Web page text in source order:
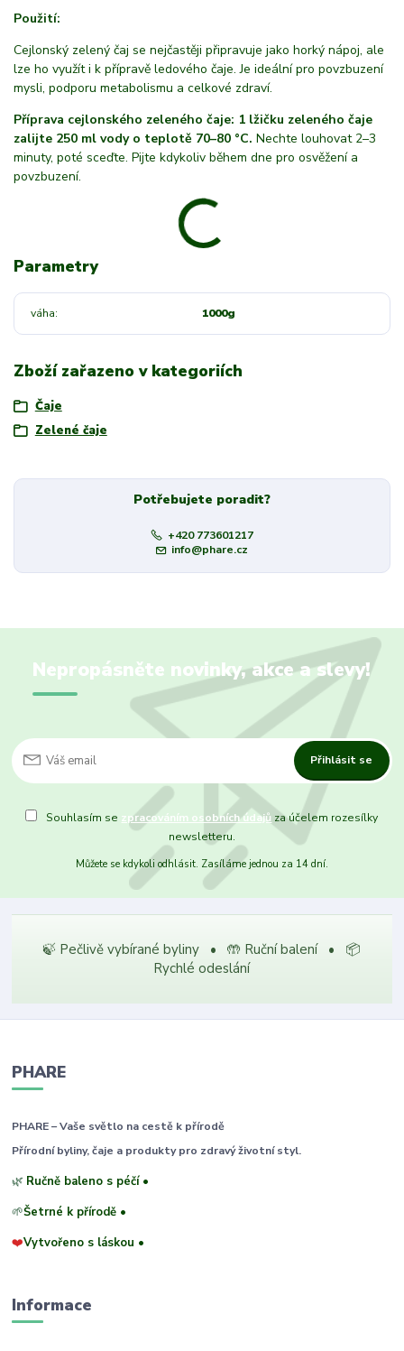
Použití:
Cejlonský zelený čaj se nejčastěji připravuje jako horký nápoj, ale
lze ho využít i k přípravě ledového čaje. Je ideální pro povzbuzení
mysli, podporu metabolismu a celkové zdraví.
Příprava cejlonského zeleného čaje: 1 lžičku zeleného čaje
zalijte 250 ml vody o teplotě 70–80 °C. Nechte louhovat 2–3
minuty, poté sceďte. Pijte kdykoliv během dne pro osvěžení a
povzbuzení.
Parametry
váha 1000g
Zboží zařazeno v kategoriích
Čaje
Zelené čaje
Potřebujete poradit?
+420 773601217
info@phare.cz
Nepropásněte novinky, akce a slevy!
Přihlásit se
Souhlasím se zpracováním osobních údajů za účelem rozesílky
newsletteru.
Můžete se kdykoli odhlásit. Zasíláme jednou za 14 dní.
🍃 Pečlivě vybírané byliny • 🤲 Ruční balení • 📦
Rychlé odeslání
PHARE
PHARE – Vaše světlo na cestě k přírodě
Přírodní byliny, čaje a produkty pro zdravý životní styl.
🌿 Ručně baleno s péčí •
🌱Šetrné k přírodě •
❤️Vytvořeno s láskou •
Informace